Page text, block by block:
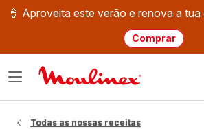
🍦 Aproveita este verão e renova a
Comprar
Moulinex
Abrir
Todas as nossas receitas